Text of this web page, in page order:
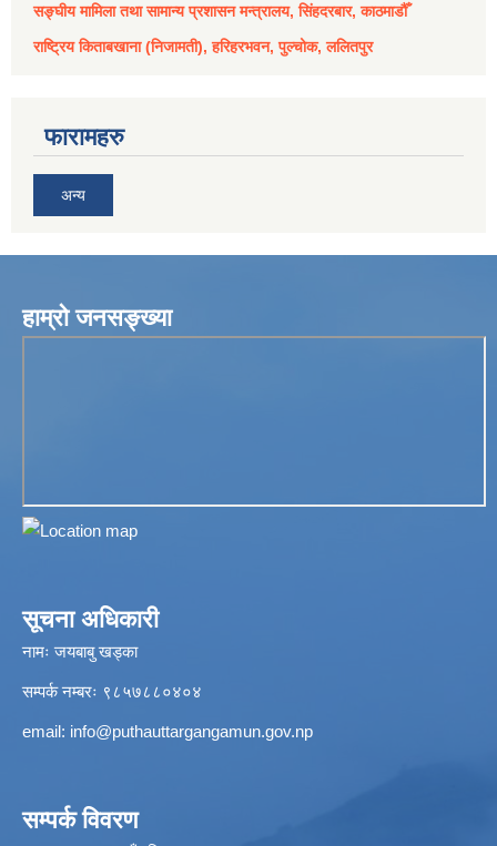
सङ्घीय मामिला तथा सामान्य प्रशासन मन्त्रालय, सिंहदरबार, काठमाडौँ
राष्ट्रिय किताबखाना (निजामती), हरिहरभवन, पुल्चोक, ललितपुर
फारामहरु
अन्य
हाम्रो जनसङ्ख्या
सूचना अधिकारी
नामः जयबाबु खड्का
सम्पर्क नम्बरः ९८५७८८०४०४
email: info@puthauttargangamun.gov.np
सम्पर्क विवरण